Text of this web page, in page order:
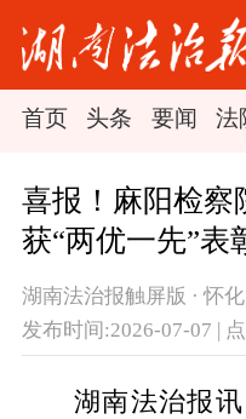
首页 头条 要闻 法
喜报！麻阳检察
获“两优一先”表
湖南法治报触屏版 · 怀化
发布时间:2026-07-07 |
湖南法治报